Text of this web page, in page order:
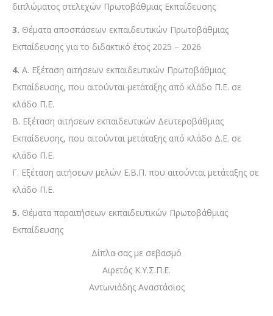
διπλώματος στελεχών Πρωτοβάθμιας Εκπαίδευσης
3. Θέματα αποσπάσεων εκπαιδευτικών Πρωτοβάθμιας
Εκπαίδευσης για το διδακτικό έτος 2025 – 2026
4. Α. Εξέταση αιτήσεων εκπαιδευτικών Πρωτοβάθμιας
Εκπαίδευσης, που αιτούνται μετάταξης από κλάδο Π.Ε. σε
κλάδο Π.Ε.
Β. Εξέταση αιτήσεων εκπαιδευτικών Δευτεροβάθμιας
Εκπαίδευσης, που αιτούνται μετάταξης από κλάδο Δ.Ε. σε
κλάδο Π.Ε.
Γ. Εξέταση αιτήσεων μελών Ε.Β.Π. που αιτούνται μετάταξης σε
κλάδο Π.Ε.
5. Θέματα παραιτήσεων εκπαιδευτικών Πρωτοβάθμιας
Εκπαίδευσης
Δίπλα σας με σεβασμό
Αιρετός Κ.Υ.Σ.Π.Ε.
Αντωνιάδης Αναστάσιος